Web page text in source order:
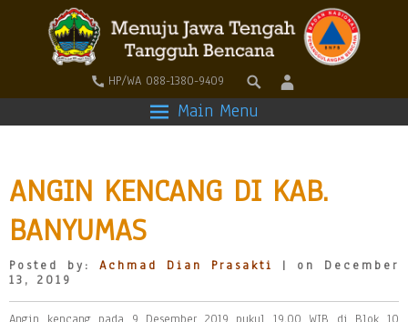
HP/WA 088-1380-9409
Main Menu
ANGIN KENCANG DI KAB.
BANYUMAS
Posted by: Achmad Dian Prasakti
| on December
13, 2019